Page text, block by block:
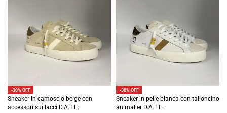
-30% OFF
Sneaker in camoscio beige con
accessori sui lacci D.A.T.E.
-30% OFF
Sneaker in pelle bianca con talloncino
animalier D.A.T.E.